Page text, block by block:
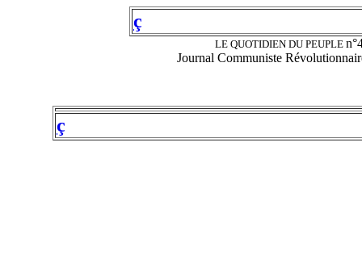
ç
LE QUOTIDIEN DU PEUPLE
Journal Communiste
ç